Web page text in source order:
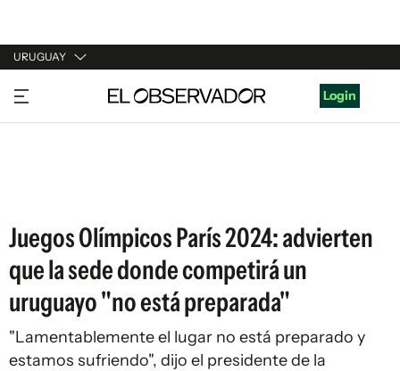
URUGUAY
URUGUAY
ARGENTINA
Login
Juegos Olímpicos París 2024: advierten
que la sede donde competirá un
uruguayo "no está preparada"
"Lamentablemente el lugar no está preparado y
estamos sufriendo", dijo el presidente de la